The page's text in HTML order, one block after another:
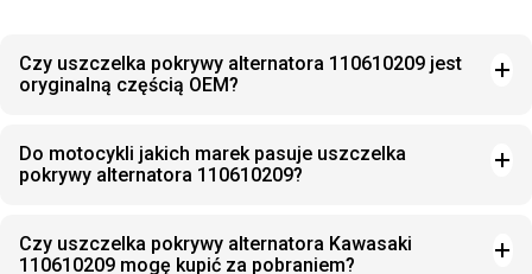
Czy uszczelka pokrywy alternatora 110610209 jest
oryginalną częścią OEM?
Do motocykli jakich marek pasuje uszczelka
pokrywy alternatora 110610209?
Czy uszczelka pokrywy alternatora Kawasaki
110610209 mogę kupić za pobraniem?